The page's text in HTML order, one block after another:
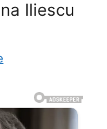
Iliescu